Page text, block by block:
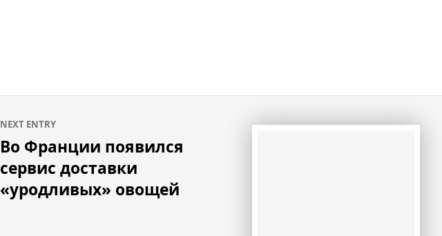
NEXT ENTRY
Во Франции появился
сервис доставки
«уродливых» овощей